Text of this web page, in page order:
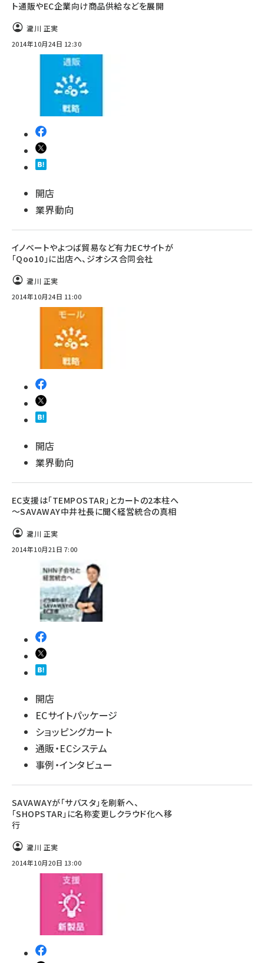
ト通販やEC企業向け商品供給などを展開
瀧川 正実
2014年10月24日 12:30
開店
業界動向
イノベートやよつば貿易など有力ECサイトが
「Qoo10」に出店へ、ジオシス合同会社
瀧川 正実
2014年10月24日 11:00
開店
業界動向
EC支援は「TEMPOSTAR」とカートの2本柱へ
～SAVAWAY中井社長に聞く経営統合の真相
瀧川 正実
2014年10月21日 7:00
開店
ECサイトパッケージ
ショッピングカート
通販・ECシステム
事例・インタビュー
SAVAWAYが「サバスタ」を刷新へ、
「SHOPSTAR」に名称変更しクラウド化へ移
行
瀧川 正実
2014年10月20日 13:00